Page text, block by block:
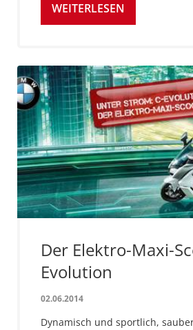
WEITERLESEN
Der Elektro-Maxi-
Evolution
02.06.2014
Dynamisch und sportlich,